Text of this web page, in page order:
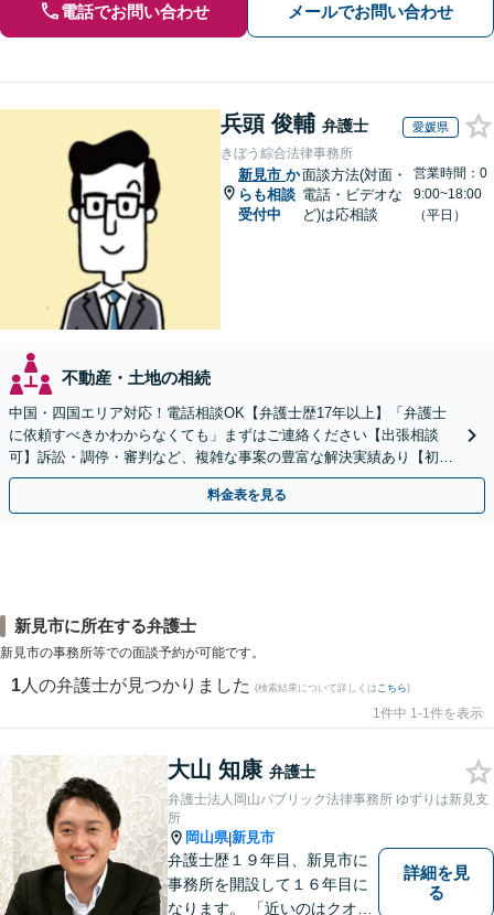
電話でお問い合わせ メールでお問い合わせ
兵頭 俊輔 弁護士 愛媛県
きぼう綜合法律事務所
新見市 か
らも相談
受付中
面談方法(対面・
電話・ビデオな
ど)は応相談
営業時間：0
9:00~18:00
（平日）
不動産・土地の相続
中国・四国エリア対応！電話相談OK【弁護士歴17年以上】「弁護士
に依頼すべきかわからなくても」まずはご連絡ください【出張相談
可】訴訟・調停・審判など、複雑な事案の豊富な解決実績あり【初回
相談無料】初回面談のみで解決できるケースもあります
料金表を見る
新見市に所在する弁護士
新見市の事務所等での面談予約が可能です。
1 人の弁護士が見つかりました (検索結果について詳しくは こちら)
1件中 1-1件を表示
大山 知康 弁護士
弁護士法人岡山パブリック法律事務所 ゆずりは新見支
所
岡山県|新見市
弁護士歴１９年目、新見市に
事務所を開設して１６年目に
なります。 「近いのはクオリ
詳細を見
る